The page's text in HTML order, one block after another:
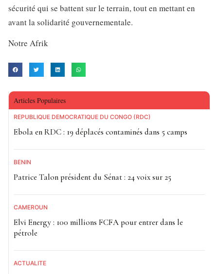
sécurité qui se battent sur le terrain, tout en mettant en
avant la solidarité gouvernementale.
Notre Afrik
Articles Populaires
RÉPUBLIQUE DÉMOCRATIQUE DU CONGO (RDC)
Ebola en RDC : 19 déplacés contaminés dans 5 camps
BÉNIN
Patrice Talon président du Sénat : 24 voix sur 25
CAMEROUN
Elvi Energy : 100 millions FCFA pour entrer dans le
pétrole
ACTUALITE